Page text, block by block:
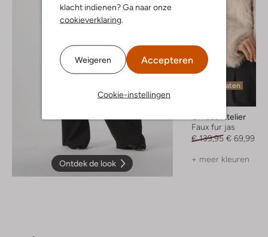
klacht indienen? Ga naar onze
cookieverklaring.
Weigeren Accepteren
Cookie-instellingen
Ontdek de look
Laatste maten
Omoda Atelier
Faux fur jas
€ 139,95 € 69,99
+ meer kleuren